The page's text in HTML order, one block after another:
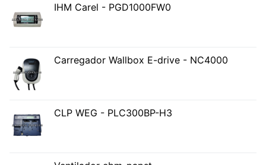
IHM Carel - PGD1000FW0
Carregador Wallbox E-drive - NC4000
CLP WEG - PLC300BP-H3